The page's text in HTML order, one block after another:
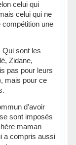
celui qui
celui qui ne
une
sont les
Zidane,
pas pour leurs
mais pour ce
d'avoir
sont imposés
maman
a compris aussi